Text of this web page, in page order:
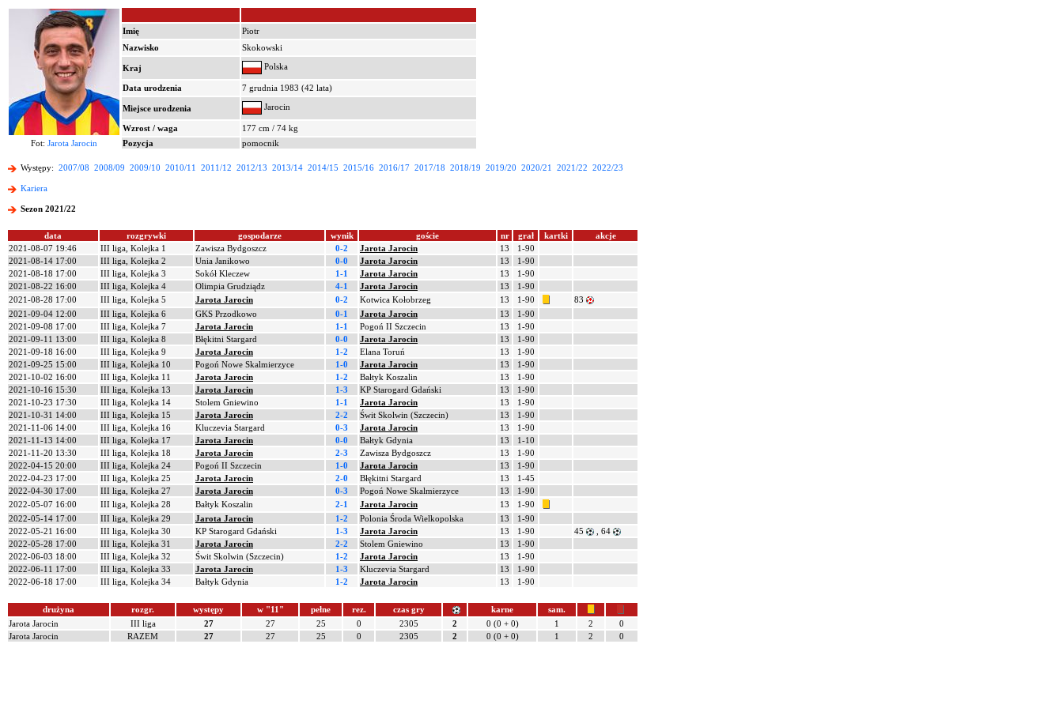
Imię
Piotr
Nazwisko
Skokowski
Kraj Polska
Data urodzenia 7 grudnia 1983 (42 lata)
Miejsce urodzenia Jarocin
Wzrost / waga
177 cm / 74 kg
Fot: Jarota Jarocin Pozycja pomocnik
Występy: 2007/08 2008/09 2009/10 2010/11 2011/12 2012/13 2013/14 2014/15 2015/16 2016/17 2017/18 2018/19 2019/20 2020/21 2021/22 2022/23
Kariera
Sezon 2021/22
data rozgrywki gospodarze wynik goście nr grał kartki
akcje
2021-08-07 19:46
III liga, Kolejka 1 Zawisza Bydgoszcz 0-2 Jarota Jarocin 13
1-90
2021-08-14 17:00
III liga, Kolejka 2 Unia Janikowo 0-0 Jarota Jarocin 13
1-90
2021-08-18 17:00
III liga, Kolejka 3 Sokół Kleczew 1-1 Jarota Jarocin 13
1-90
2021-08-22 16:00
III liga, Kolejka 4 Olimpia Grudziądz 4-1 Jarota Jarocin 13
1-90
2021-08-28 17:00
III liga, Kolejka 5 Jarota Jarocin 0-2 Kotwica Kołobrzeg 13 1-90
83
2021-09-04 12:00
III liga, Kolejka 6 GKS Przodkowo 0-1 Jarota Jarocin 13
1-90
2021-09-08 17:00
III liga, Kolejka 7 Jarota Jarocin 1-1 Pogoń II Szczecin 13
1-90
2021-09-11 13:00
III liga, Kolejka 8 Błękitni Stargard 0-0 Jarota Jarocin 13
1-90
2021-09-18 16:00
III liga, Kolejka 9 Jarota Jarocin 1-2 Elana Toruń 13
1-90
2021-09-25 15:00
III liga, Kolejka 10 Pogoń Nowe Skalmierzyce 1-0 Jarota Jarocin 13
1-90
2021-10-02 16:00
III liga, Kolejka 11 Jarota Jarocin 1-2 Bałtyk Koszalin 13
1-90
2021-10-16 15:30
III liga, Kolejka 13 Jarota Jarocin 1-3 KP Starogard Gdański 13
1-90
2021-10-23 17:30
III liga, Kolejka 14 Stolem Gniewino 1-1 Jarota Jarocin 13
1-90
2021-10-31 14:00
III liga, Kolejka 15 Jarota Jarocin 2-2 Świt Skolwin (Szczecin) 13
1-90
2021-11-06 14:00
III liga, Kolejka 16 Kluczevia Stargard 0-3 Jarota Jarocin 13
1-90
2021-11-13 14:00
III liga, Kolejka 17 Jarota Jarocin 0-0 Bałtyk Gdynia 13
1-10
2021-11-20 13:30
III liga, Kolejka 18 Jarota Jarocin 2-3 Zawisza Bydgoszcz 13
1-90
2022-04-15 20:00
III liga, Kolejka 24 Pogoń II Szczecin 1-0 Jarota Jarocin 13
1-90
2022-04-23 17:00
III liga, Kolejka 25 Jarota Jarocin 2-0 Błękitni Stargard 13
1-45
2022-04-30 17:00
III liga, Kolejka 27 Jarota Jarocin 0-3 Pogoń Nowe Skalmierzyce 13
1-90
2022-05-07 16:00
III liga, Kolejka 28 Bałtyk Koszalin 2-1 Jarota Jarocin 13
1-90
2022-05-14 17:00
III liga, Kolejka 29 Jarota Jarocin 1-2 Polonia Środa Wielkopolska 13
1-90
2022-05-21 16:00
III liga, Kolejka 30 KP Starogard Gdański 1-3 Jarota Jarocin 13 1-90 45
, 64
2022-05-28 17:00
III liga, Kolejka 31 Jarota Jarocin 2-2 Stolem Gniewino 13
1-90
2022-06-03 18:00
III liga, Kolejka 32 Świt Skolwin (Szczecin) 1-2 Jarota Jarocin 13
1-90
2022-06-11 17:00
III liga, Kolejka 33 Jarota Jarocin 1-3 Kluczevia Stargard 13
1-90
2022-06-18 17:00
III liga, Kolejka 34 Bałtyk Gdynia 1-2 Jarota Jarocin 13 1-90
drużyna rozgr. występy w "11" pełne rez. czas gry karne
sam.
Jarota Jarocin
III liga 27 27 25 0 2305 2 0 (0 + 0) 1 2
0
Jarota Jarocin
RAZEM 27 27 25 0 2305 2 0 (0 + 0) 1 2 0